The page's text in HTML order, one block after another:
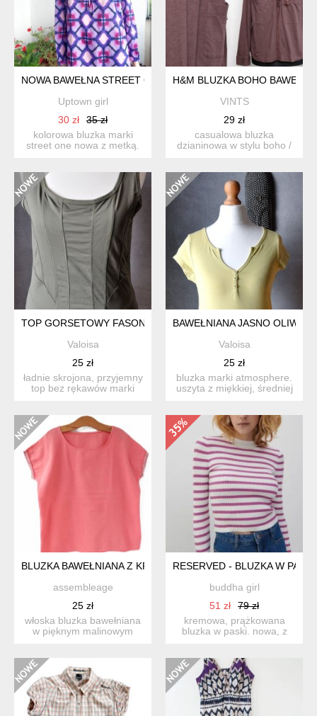
NOWA BAWEŁNA STREET ONE WIĘKSZA
Uptown girl
30 zł
35 zł
kolorowa bluzka marki
street one nowa z metką.
H&M BLUZKA BOHO
VINTS
29 zł
casualowa bluzka
dzianinowa w stylu boho /
TOP GORSETOWY FASON KHAKI PRZESZYCIA S
Valoisa
25 zł
ładnie skrojona, przyjemny
top bez rękawów marki
BAWEŁNIANA JASNO
Valoisa
25 zł
bluzka marki atmosphere.
uszyta z miękkiej, średniej
BLUZKA BAWEŁNIANA Z KRÓTKIM RĘKAWEM NA LATO
assembleage
25 zł
włoska bluzka bawełniana
w pięknym malinowym
RESERVED - BLUZKA W
buddha girl
51 zł
79 zł
kremowa, prążkowana
bluzka w paski. nowa, z